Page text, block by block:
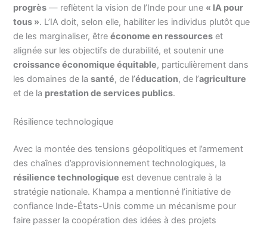
progrès — reflètent la vision de l’Inde pour une « IA pour
tous ». L’IA doit, selon elle, habiliter les individus plutôt que
de les marginaliser, êtreéconome en ressources et
alignée sur les objectifs de durabilité, et soutenir une
croissance économique équitable, particulièrement dans
les domaines de lasanté, de l’éducation, de l’agriculture
et de la prestation de services publics.
Résilience technologique
Avec la montée des tensions géopolitiques et l’armement
des chaînes d’approvisionnement technologiques, la
résilience technologique est devenue centrale à la
stratégie nationale. Khampa a mentionné l’initiative de
confiance Inde-États-Unis comme un mécanisme pour
faire passer la coopération des idées à des projets